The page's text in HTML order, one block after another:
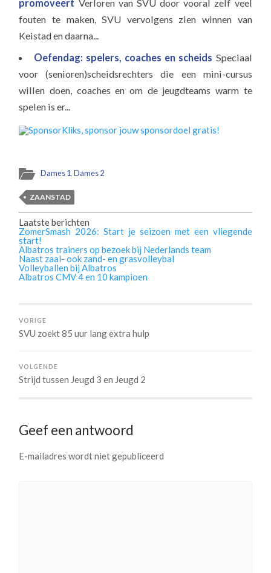
promoveert Verloren van SVU door vooral zelf veel
fouten te maken, SVU vervolgens zien winnen van
Keistad en daarna...
Oefendag: spelers, coaches en scheids Speciaal
voor (senioren)scheidsrechters die een mini-cursus
willen doen, coaches en om de jeugdteams warm te
spelen is er...
Dames 1,Dames 2
ZAANSTAD
Laatste berichten
ZomerSmash 2026: Start je seizoen met een vliegende
start!
Albatros trainers op bezoek bij Nederlands team
Naast zaal- ook zand- en grasvolleybal
Volleyballen bij Albatros
Albatros CMV 4 en 10 kampioen
VORIGE
SVU zoekt 85 uur lang extra hulp
VOLGENDE
Strijd tussen Jeugd 3 en Jeugd 2
Geef een antwoord
E-mailadres wordt niet gepubliceerd